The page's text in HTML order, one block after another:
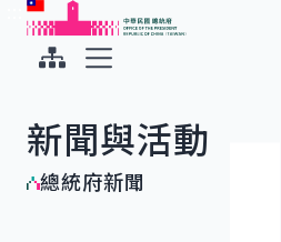
跳到主要內容
中華民國總統府
新聞與活動
總統府新聞